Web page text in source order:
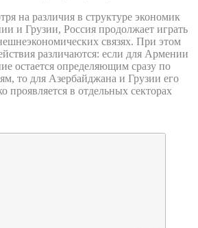
на различия в структуре экономик
и Грузии, Россия продолжает играть
связях. При этом
различаются: если для Армении
остается определяющим сразу по
то для Азербайджана и Грузии его
проявляется в отдельных секторах